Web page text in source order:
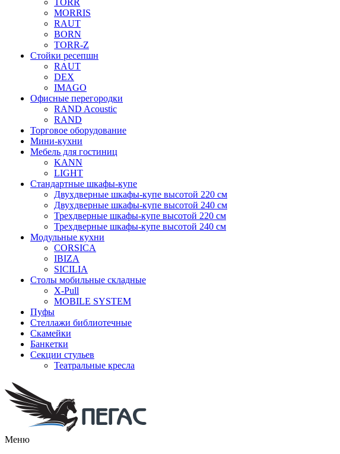
TORR
MORRIS
RAUT
BORN
TORR-Z
Стойки ресепшн
RAUT
DEX
IMAGO
Офисные перегородки
RAND Acoustic
RAND
Торговое оборудование
Мини-кухни
Мебель для гостиниц
KANN
LIGHT
Стандартные шкафы-купе
Двухдверные шкафы-купе высотой 220 см
Двухдверные шкафы-купе высотой 240 см
Трехдверные шкафы-купе высотой 220 см
Трехдверные шкафы-купе высотой 240 см
Модульные кухни
CORSICA
IBIZA
SICILIA
Столы мобильные складные
X-Pull
MOBILE SYSTEM
Пуфы
Стеллажи библиотечные
Скамейки
Банкетки
Секции стульев
Театральные кресла
Меню